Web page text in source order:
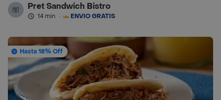
Pret Sandwich Bistro
14 min · ENVÍO GRATIS
Hasta 18% Off